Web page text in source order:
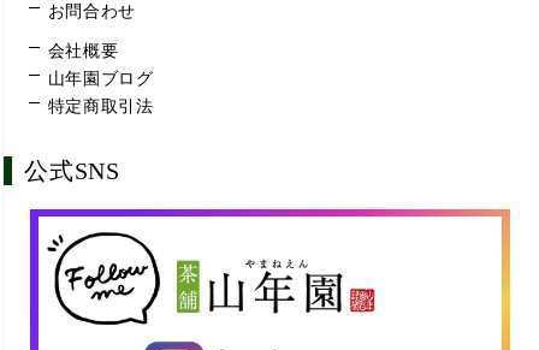
お問合わせ
会社概要
山年園ブログ
特定商取引法
公式SNS